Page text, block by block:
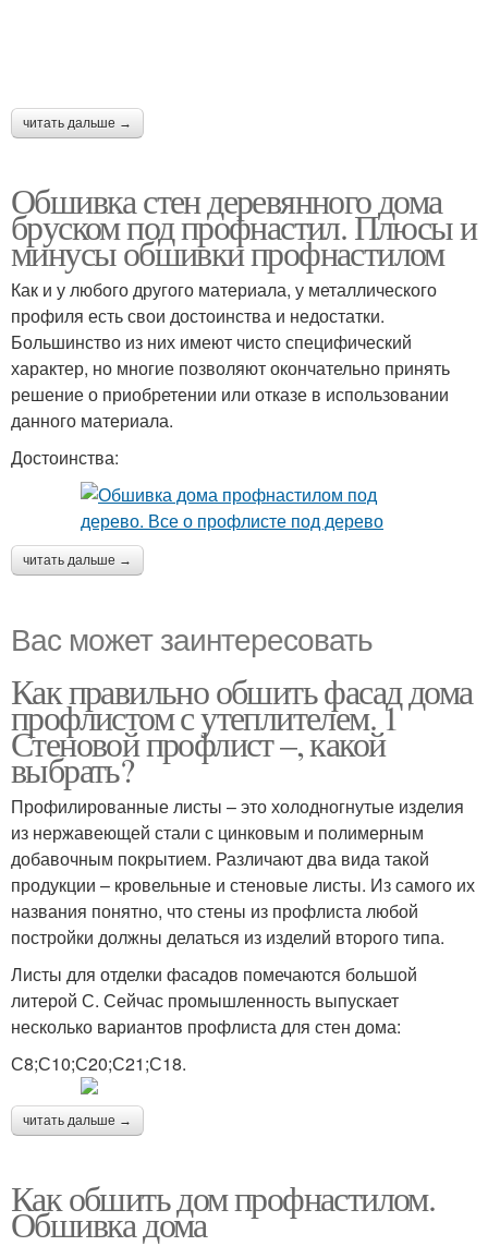
читать дальше →
Обшивка стен деревянного дома
бруском под профнастил. Плюсы и
минусы обшивки профнастилом
Как и у любого другого материала, у металлического
профиля есть свои достоинства и недостатки.
Большинство из них имеют чисто специфический
характер, но многие позволяют окончательно принять
решение о приобретении или отказе в использовании
данного материала.
Достоинства:
читать дальше →
Вас может заинтересовать
Как правильно обшить фасад дома
профлистом с утеплителем. 1
Стеновой профлист –, какой
выбрать?
Профилированные листы – это холодногнутые изделия
из нержавеющей стали с цинковым и полимерным
добавочным покрытием. Различают два вида такой
продукции – кровельные и стеновые листы. Из самого их
названия понятно, что стены из профлиста любой
постройки должны делаться из изделий второго типа.
Листы для отделки фасадов помечаются большой
литерой С. Сейчас промышленность выпускает
несколько вариантов профлиста для стен дома:
С8;С10;С20;С21;С18.
читать дальше →
Как обшить дом профнастилом.
Обшивка дома